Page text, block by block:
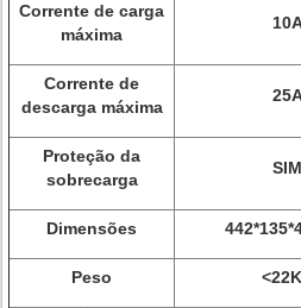
Corrente de carga
máxima
Corrente de
descarga máxima
Proteção da
sobrecarga
SIM
Dimensões
Peso